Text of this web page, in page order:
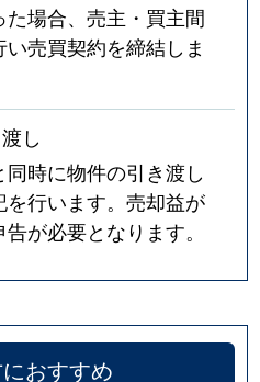
場合、売主・買主間
売買契約を締結しま
し
時に物件の引き渡し
行います。売却益が
が必要となります。
おすすめ